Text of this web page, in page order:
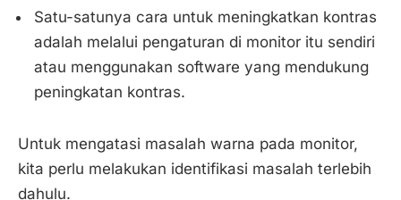
Satu-satunya cara untuk meningkatkan kontras
adalah melalui pengaturan di monitor itu sendiri
atau menggunakan software yang mendukung
peningkatan kontras.
Untuk mengatasi masalah warna pada monitor,
kita perlu melakukan identifikasi masalah terlebih
dahulu.